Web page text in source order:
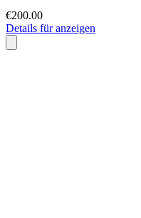
€200.00
Details für anzeigen